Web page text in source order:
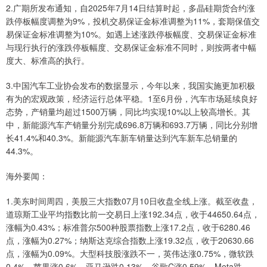
2.广期所发布通知，自2025年7月14日结算时起，多晶硅期货合约涨
跌停板幅度调整为9%，投机交易保证金标准调整为11%，套期保值交
易保证金标准调整为10%。如遇上述涨跌停板幅度、交易保证金标准
与现行执行的涨跌停板幅度、交易保证金标准不同时，则按两者中幅
度大、标准高的执行。
3.中国汽车工业协会发布的数据显示，今年以来，我国实施更加积极
有为的宏观政策，经济运行总体平稳。1至6月份，汽车市场延续良好
态势，产销量均超过1500万辆，同比均实现10%以上较高增长。其
中，新能源汽车产销量分别完成696.8万辆和693.7万辆，同比分别增
长41.4%和40.3%。新能源汽车新车销量达到汽车新车总销量的
44.3%。
海外要闻：
1.美东时间周四，美股三大指数07月10日收盘全线上涨。截至收盘，
道琼斯工业平均指数比前一交易日上涨192.34点，收于44650.64点，
涨幅为0.43%；标准普尔500种股票指数上涨17.2点，收于6280.46
点，涨幅为0.27%；纳斯达克综合指数上涨19.32点，收于20630.66
点，涨幅为0.09%。大型科技股涨跌不一，英伟达涨0.75%，微软跌